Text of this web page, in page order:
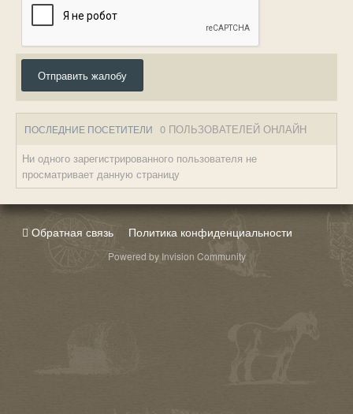
Отправить жалобу
ПОСЛЕДНИЕ ПОСЕТИТЕЛИ 0 ПОЛЬЗОВАТЕЛЕЙ ОНЛАЙН
Ни одного зарегистрированного пользователя не
просматривает данную страницу
Обратная связь Политика конфиденциальности
Powered by Invision Community